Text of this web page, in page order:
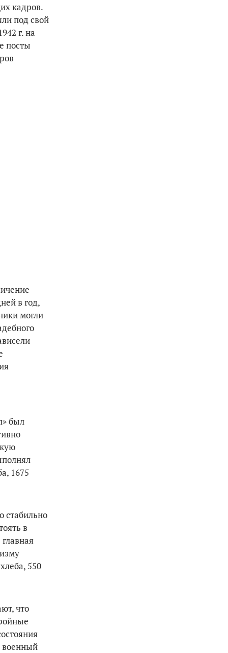
кадров.
под свой
г. на
посты
в год,
могли
был
1675
стабильно
в
550
что
военный